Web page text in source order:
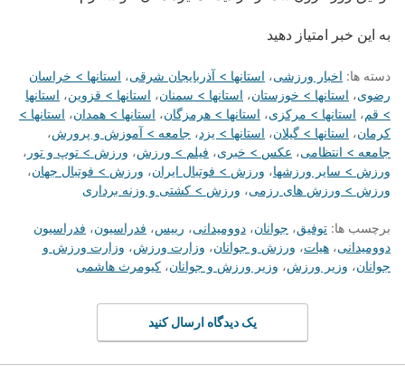
به این خبر امتیاز دهید
دسته ها: اخبار ورزشی، استانها > آذربایجان شرقی، استانها > خراسان
رضوی، استانها > خوزستان، استانها > سمنان، استانها > قزوین، استانها
> قم، استانها > مرکزی، استانها > هرمزگان، استانها > همدان، استانها >
کرمان، استانها > گیلان، استانها > یزد، جامعه > آموزش و پرورش،
جامعه > انتظامی، عکس > خبری، فیلم > ورزش، ورزش > توپ و تور ،
ورزش > سایر ورزشها، ورزش > فوتبال ایران، ورزش > فوتبال جهان،
ورزش > ورزش های رزمی، ورزش > کشتی و وزنه برداری
برچسب ها: توفیق، جوانان، دوومیدانی، رییس، فدراسیون، فدراسیون
دوومیدانی، هیات، ورزش و جوانان، وزارت ورزش، وزارت ورزش و
جوانان، وزیر ورزش، وزیر ورزش و جوانان، کیومرث هاشمی
یک دیدگاه ارسال کنید